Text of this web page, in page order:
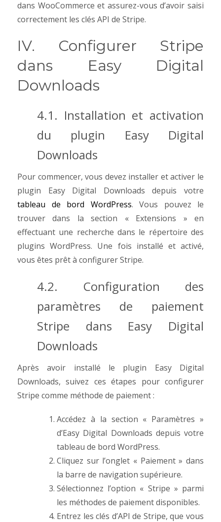
dans WooCommerce et assurez-vous d’avoir saisi
correctement les clés API de Stripe.
IV. Configurer Stripe
dans Easy Digital
Downloads
4.1. Installation et activation
du plugin Easy Digital
Downloads
Pour commencer, vous devez installer et activer le
plugin Easy Digital Downloads depuis votre
tableau de bord WordPress. Vous pouvez le
trouver dans la section « Extensions » en
effectuant une recherche dans le répertoire des
plugins WordPress. Une fois installé et activé,
vous êtes prêt à configurer Stripe.
4.2. Configuration des
paramètres de paiement
Stripe dans Easy Digital
Downloads
Après avoir installé le plugin Easy Digital
Downloads, suivez ces étapes pour configurer
Stripe comme méthode de paiement :
Accédez à la section « Paramètres »
d’Easy Digital Downloads depuis votre
tableau de bord WordPress.
Cliquez sur l’onglet « Paiement » dans
la barre de navigation supérieure.
Sélectionnez l’option « Stripe » parmi
les méthodes de paiement disponibles.
Entrez les clés d’API de Stripe, que vous